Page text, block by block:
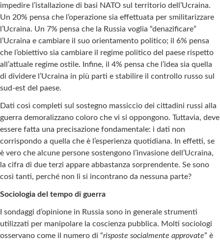
impedire l’istallazione di basi NATO sul territorio dell’Ucraina.
Un 20% pensa che l’operazione sia effettuata per smilitarizzare
l’Ucraina. Un 7% pensa che la Russia voglia “denazificare”
l’Ucraina e cambiare il suo orientamento politico; il 6% pensa
che l’obiettivo sia cambiare il regime politico del paese rispetto
all’attuale regime ostile. Infine, il 4% pensa che l’idea sia quella
di dividere l’Ucraina in più parti e stabilire il controllo russo sul
sud-est del paese.
Dati così completi sul sostegno massiccio dei cittadini russi alla
guerra demoralizzano coloro che vi si oppongono. Tuttavia, deve
essere fatta una precisazione fondamentale: i dati non
corrispondo a quella che è l’esperienza quotidiana. In effetti, se
è vero che alcune persone sostengono l’invasione dell’Ucraina,
la cifra di due terzi appare abbastanza sorprendente. Se sono
così tanti, perché non li si incontrano da nessuna parte?
Sociologia del tempo di guerra
I sondaggi d’opinione in Russia sono in generale strumenti
utilizzati per manipolare la coscienza pubblica. Molti sociologi
osservano come il numero di “risposte socialmente approvate” è